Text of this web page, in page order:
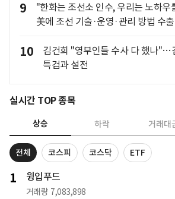
9
"한화는 조선소 인수, 우리는 노하
美에 조선 기술·운영·관리 방법 수출
10
김건희 "영부인들 수사 다 했나"…
특검과 설전
실시간 TOP 종목
상승 하락 거래대
전체 코스피 코스닥 ETF
1 윙입푸드
거래량 7,083,898